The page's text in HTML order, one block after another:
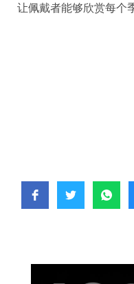
让佩戴者能够欣赏每个